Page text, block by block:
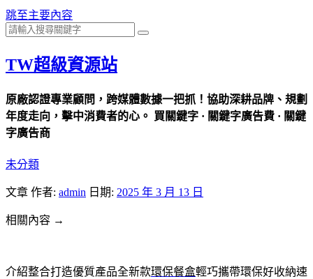
跳至主要內容
TW超級資源站
原廠認證專業顧問，跨媒體數據一把抓！協助深耕品牌、規劃
年度走向，擊中消費者的心。 買關鍵字 · 關鍵字廣告費 · 關鍵
字廣告商
未分類
文章 作者: admin 日期: 2025 年 3 月 13 日
相關內容 →
介紹整合打造優質產品全新款環保餐盒輕巧攜帶環保好收納速